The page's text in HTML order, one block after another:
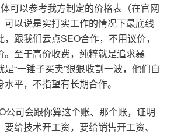
可以参考我方制定的价格表（在官网
可以说是实打实工作的情况下最底线
跟我们云点SEO合作，不用议价，
。至于高价收费，纯粹就是追求暴
“一锤子买卖”狠狠收割一波，他们自
平，不指望有长期合作。
公司会跟你算这个账、那个账，证明
给技术开工资，要给销售开工资、